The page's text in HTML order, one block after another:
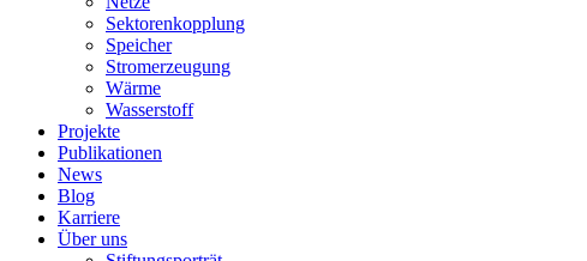
Sektorenkopplung
Speicher
Stromerzeugung
Wärme
Wasserstoff
Projekte
Publikationen
News
Blog
Karriere
Über uns